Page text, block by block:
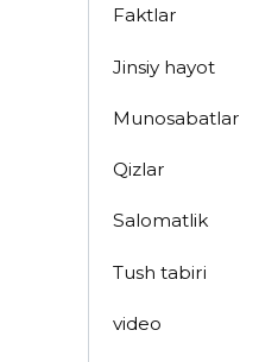
Faktlar
Jinsiy hayot
Munosabatlar
Qizlar
Salomatlik
Tush tabiri
video